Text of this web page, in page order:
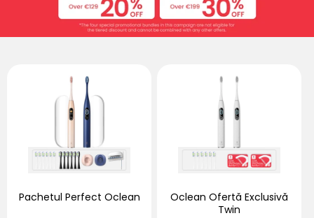
Pachetul Perfect Oclean
Oclean Ofertă Exclusivă
Twin